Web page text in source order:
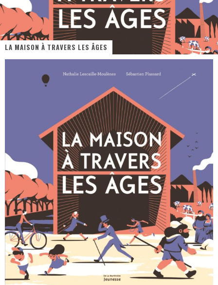
« Le Béton et le Bambou / Propositions pour Mayotte et le Monde. » - Améliorations !
Star Fox
Assassin's Creed Black Flag Resynced
« Le Vent dand les Saules » - Une Belle Histoire !
Splatoon Raiders
LA MAISON À TRAVERS LES ÂGES